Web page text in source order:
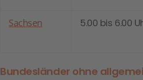
Sachsen 5.00 bis 6.00
Bundesländer ohne